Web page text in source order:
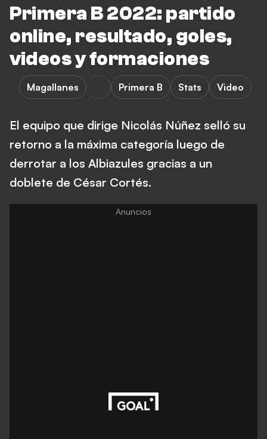
Primera B 2022: partido
online, resultado, goles,
videos y formaciones
Magallanes Primera B Stats Video
El equipo que dirige Nicolás Núñez selló su
retorno a la máxima categoría luego de
derrotar a los Albiazules gracias a un
doblete de César Cortés.